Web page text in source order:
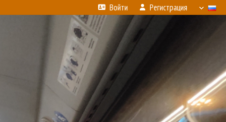
Войти Регистрация